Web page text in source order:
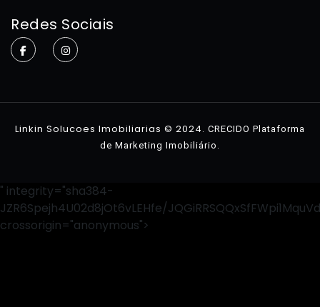
Redes Sociais
Linkin Solucoes Imobiliarias © 2024. CRECIDO Plataforma
de Marketing Imobiliário .
" integrity="sha384-
JZR6Spejh4U02d8jOt6vLEHfe/
crossorigin="anonymous">